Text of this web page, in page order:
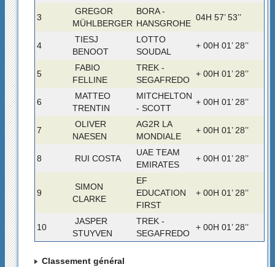
3
GREGOR
MÜHLBERGER
BORA -
HANSGROHE
04H 57’ 53’’
4
TIESJ
BENOOT
LOTTO
SOUDAL
+ 00H 01’ 28’’
5
FABIO
FELLINE
TREK -
SEGAFREDO
+ 00H 01’ 28’’
6
MATTEO
TRENTIN
MITCHELTON
- SCOTT
+ 00H 01’ 28’’
7
OLIVER
NAESEN
AG2R LA
MONDIALE
+ 00H 01’ 28’’
8 RUI COSTA
UAE TEAM
EMIRATES
+ 00H 01’ 28’’
9
SIMON
CLARKE
EF
EDUCATION
FIRST
+ 00H 01’ 28’’
10
JASPER
STUYVEN
TREK -
SEGAFREDO
+ 00H 01’ 28’’
Classement général